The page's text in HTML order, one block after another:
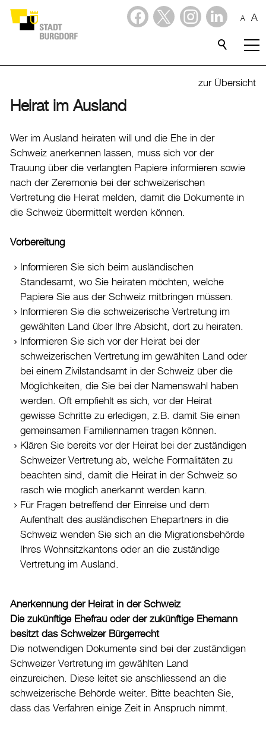
A A
Verwaltung & Politik
Verwaltung
Stadtverwaltung
Organigramm
Mitarbeitende
Onlineschalter
Formulare
Dokumente
Datenschutz
Leitbild
Politik
Wirtschaft
Aktuelles
Burgdorf baut
Home
Öffnungszeiten & Kontakt
Veranstaltungskalender
Stadtplan
Drucken
zur Übersicht
Heirat im Ausland
Wer im Ausland heiraten will und die Ehe in der
Schweiz anerkennen lassen, muss sich vor der
Trauung über die verlangten Papiere informieren sowie
nach der Zeremonie bei der schweizerischen
Vertretung die Heirat melden, damit die Dokumente in
die Schweiz übermittelt werden können.
Vorbereitung
Informieren Sie sich beim ausländischen
Standesamt, wo Sie heiraten möchten, welche
Papiere Sie aus der Schweiz mitbringen müssen.
Informieren Sie die schweizerische Vertretung im
gewählten Land über Ihre Absicht, dort zu heiraten.
Informieren Sie sich vor der Heirat bei der
schweizerischen Vertretung im gewählten Land oder
bei einem Zivilstandsamt in der Schweiz über die
Möglichkeiten, die Sie bei der Namenswahl haben
werden. Oft empfiehlt es sich, vor der Heirat
gewisse Schritte zu erledigen, z.B. damit Sie einen
gemeinsamen Familiennamen tragen können.
Klären Sie bereits vor der Heirat bei der zuständigen
Schweizer Vertretung ab, welche Formalitäten zu
beachten sind, damit die Heirat in der Schweiz so
rasch wie möglich anerkannt werden kann.
Für Fragen betreffend der Einreise und dem
Aufenthalt des ausländischen Ehepartners in die
Schweiz wenden Sie sich an die Migrationsbehörde
Ihres Wohnsitzkantons oder an die zuständige
Vertretung im Ausland.
Anerkennung der Heirat in der Schweiz
Die zukünftige Ehefrau oder der zukünftige Ehemann
besitzt das Schweizer Bürgerrecht
Die notwendigen Dokumente sind bei der zuständigen
Schweizer Vertretung im gewählten Land
einzureichen. Diese leitet sie anschliessend an die
schweizerische Behörde weiter. Bitte beachten Sie,
dass das Verfahren einige Zeit in Anspruch nimmt.